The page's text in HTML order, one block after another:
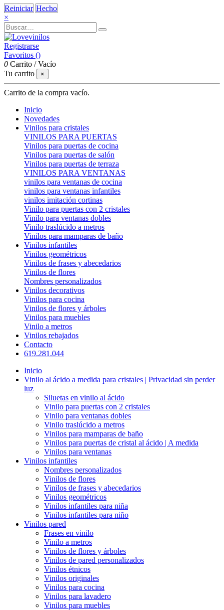
Reiniciar Hecho
×
Registrarse
Favoritos ()
0 Carrito /Vacío
Tu carrito
×
Carrito de la compra vacío.
Inicio
Novedades
Vinilos para cristales
VINILOS PARA PUERTAS
Vinilos para puertas de cocina
Vinilos para puertas de salón
Vinilos para puertas de terraza
VINILOS PARA VENTANAS
vinilos para ventanas de cocina
vinilos para ventanas infantiles
vinilos imitación cortinas
Vinilo para puertas con 2 cristales
Vinilo para ventanas dobles
Vinilo traslúcido a metros
Vinilos para mamparas de baño
Vinilos infantiles
Vinilos geométricos
Vinilos de frases y abecedarios
Vinilos de flores
Nombres personalizados
Vinilos decorativos
Vinilos para cocina
Vinilos de flores y árboles
Vinilos para muebles
Vinilo a metros
Vinilos rebajados
Contacto
619.281.044
Inicio
Vinilo al ácido a medida para cristales | Privacidad sin perder
luz
Siluetas en vinilo al ácido
Vinilo para puertas con 2 cristales
Vinilo para ventanas dobles
Vinilo traslúcido a metros
Vinilos para mamparas de baño
Vinilos para puertas de cristal al ácido | A medida
Vinilos para ventanas
Vinilos infantiles
Nombres personalizados
Vinilos de flores
Vinilos de frases y abecedarios
Vinilos geométricos
Vinilos infantiles para niña
Vinilos infantiles para niño
Vinilos pared
Frases en vinilo
Vinilo a metros
Vinilos de flores y árboles
Vinilos de pared personalizados
Vinilos étnicos
Vinilos originales
Vinilos para cocina
Vinilos para lavadero
Vinilos para muebles